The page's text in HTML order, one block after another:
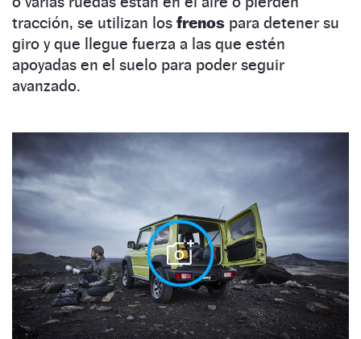
tracción, se utilizan los frenos para detener su
giro y que llegue fuerza a las que estén
apoyadas en el suelo para poder seguir
avanzado.